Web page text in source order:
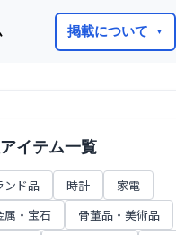
掲載について
イテム一覧
ンド品 時計
家電
属・宝石
骨董品・美術品